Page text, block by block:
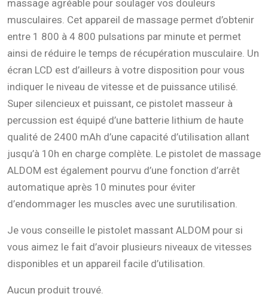
massage agréable pour soulager vos douleurs
musculaires. Cet appareil de massage permet d’obtenir
entre 1 800 à 4 800 pulsations par minute et permet
ainsi de réduire le temps de récupération musculaire. Un
écran LCD est d’ailleurs à votre disposition pour vous
indiquer le niveau de vitesse et de puissance utilisé.
Super silencieux et puissant, ce pistolet masseur à
percussion est équipé d’une batterie lithium de haute
qualité de 2400 mAh d’une capacité d’utilisation allant
jusqu’à 10h en charge complète. Le pistolet de massage
ALDOM est également pourvu d’une fonction d’arrêt
automatique après 10 minutes pour éviter
d’endommager les muscles avec une surutilisation.
Je vous conseille le pistolet massant ALDOM pour si
vous aimez le fait d’avoir plusieurs niveaux de vitesses
disponibles et un appareil facile d’utilisation.
Aucun produit trouvé.